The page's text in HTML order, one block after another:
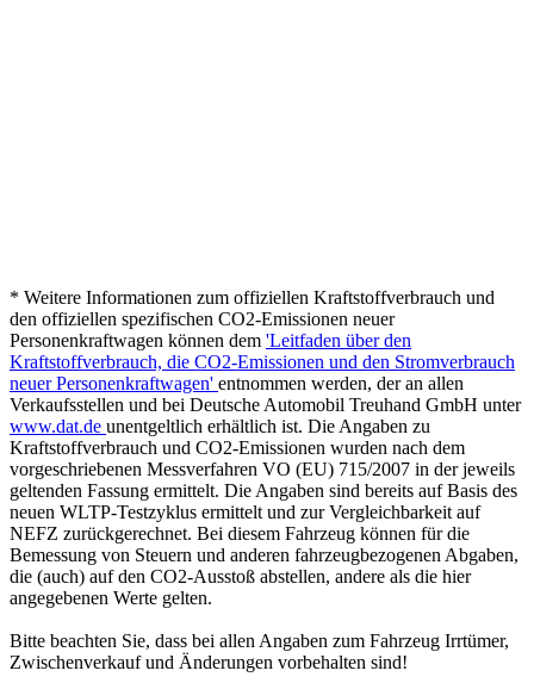
* Weitere Informationen zum offiziellen Kraftstoffverbrauch und
den offiziellen spezifischen CO2-Emissionen neuer
Personenkraftwagen können dem 'Leitfaden über den
Kraftstoffverbrauch, die CO2-Emissionen und den Stromverbrauch
neuer Personenkraftwagen' entnommen werden, der an allen
Verkaufsstellen und bei Deutsche Automobil Treuhand GmbH unter
www.dat.de unentgeltlich erhältlich ist. Die Angaben zu
Kraftstoffverbrauch und CO2-Emissionen wurden nach dem
vorgeschriebenen Messverfahren VO (EU) 715/2007 in der jeweils
geltenden Fassung ermittelt. Die Angaben sind bereits auf Basis des
neuen WLTP-Testzyklus ermittelt und zur Vergleichbarkeit auf
NEFZ zurückgerechnet. Bei diesem Fahrzeug können für die
Bemessung von Steuern und anderen fahrzeugbezogenen Abgaben,
die (auch) auf den CO2-Ausstoß abstellen, andere als die hier
angegebenen Werte gelten.
Bitte beachten Sie, dass bei allen Angaben zum Fahrzeug Irrtümer,
Zwischenverkauf und Änderungen vorbehalten sind!